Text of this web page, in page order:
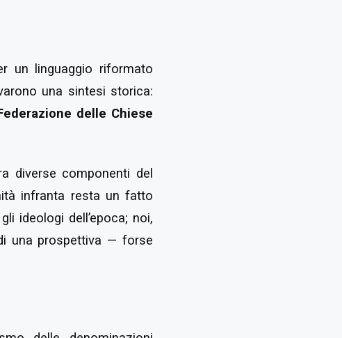
un linguaggio riformato
una sintesi storica:
delle Chiese
diverse componenti del
infranta resta un fatto
ideologi dell’epoca; noi,
una prospettiva — forse